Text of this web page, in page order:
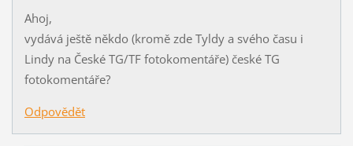
Ahoj,
vydává ještě někdo (kromě zde Tyldy a svého času i
Lindy na České TG/TF fotokomentáře) české TG
fotokomentáře?
Odpovědět